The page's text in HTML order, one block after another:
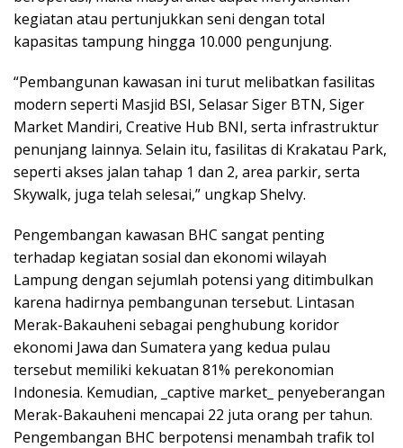
kegiatan atau pertunjukkan seni dengan total
kapasitas tampung hingga 10.000 pengunjung.
“Pembangunan kawasan ini turut melibatkan fasilitas
modern seperti Masjid BSI, Selasar Siger BTN, Siger
Market Mandiri, Creative Hub BNI, serta infrastruktur
penunjang lainnya. Selain itu, fasilitas di Krakatau Park,
seperti akses jalan tahap 1 dan 2, area parkir, serta
Skywalk, juga telah selesai,” ungkap Shelvy.
Pengembangan kawasan BHC sangat penting
terhadap kegiatan sosial dan ekonomi wilayah
Lampung dengan sejumlah potensi yang ditimbulkan
karena hadirnya pembangunan tersebut. Lintasan
Merak-Bakauheni sebagai penghubung koridor
ekonomi Jawa dan Sumatera yang kedua pulau
tersebut memiliki kekuatan 81% perekonomian
Indonesia. Kemudian, _captive market_ penyeberangan
Merak-Bakauheni mencapai 22 juta orang per tahun.
Pengembangan BHC berpotensi menambah trafik tol